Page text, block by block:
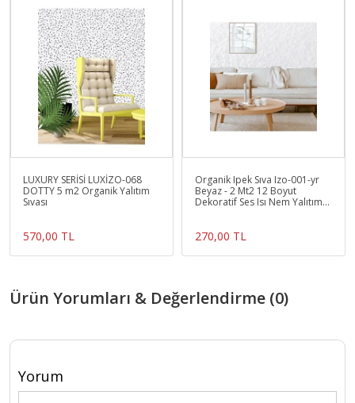
LUXURY SERİSİ LUXİZO-068
DOTTY 5 m2 Organik Yalıtım
Sıvası
570,00 TL
Organik Ipek Sıva Izo-001-yr
Beyaz - 2 Mt2 12 Boyut
Dekoratif Ses Isı Nem Yalıtım
270,00 TL
Ürün Yorumları & Değerlendirme (0)
Yorum